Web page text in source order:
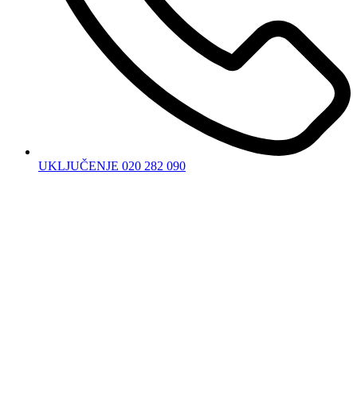
UKLJUČENJE 020 282 090